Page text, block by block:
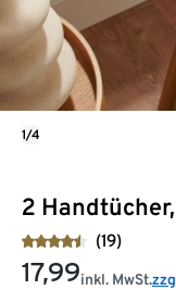
2
(19)
17,99inkl. MwSt.
1/4